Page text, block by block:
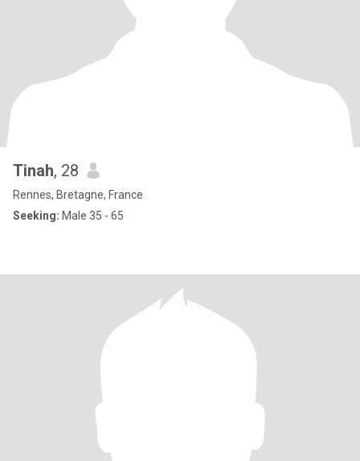
Tinah, 28
Rennes, Bretagne, France
Seeking: Male 35 - 65